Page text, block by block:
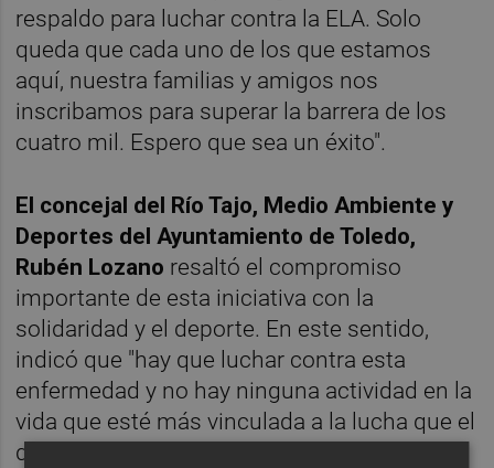
respaldo para luchar contra la ELA. Solo
queda que cada uno de los que estamos
aquí, nuestra familias y amigos nos
inscribamos para superar la barrera de los
cuatro mil. Espero que sea un éxito".
El concejal del Río Tajo, Medio Ambiente y
Deportes del Ayuntamiento de Toledo,
Rubén Lozano resaltó el compromiso
importante de esta iniciativa con la
solidaridad y el deporte. En este sentido,
indicó que "hay que luchar contra esta
enfermedad y no hay ninguna actividad en la
vida que esté más vinculada a la lucha que el
deporte. Es difícil organizar un evento así,